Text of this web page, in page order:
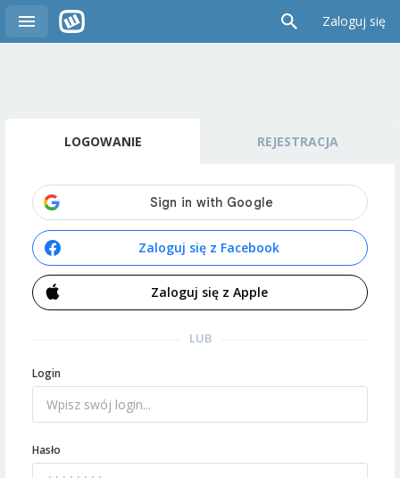
Zaloguj się
LOGOWANIE REJESTRACJA
Zaloguj się z Facebook
Zaloguj się z Apple
LUB
Login
Hasło